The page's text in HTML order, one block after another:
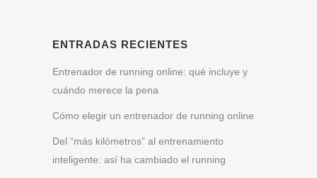
ENTRADAS RECIENTES
Entrenador de running online: qué incluye y
cuándo merece la pena
Cómo elegir un entrenador de running online
Del “más kilómetros” al entrenamiento
inteligente: así ha cambiado el running